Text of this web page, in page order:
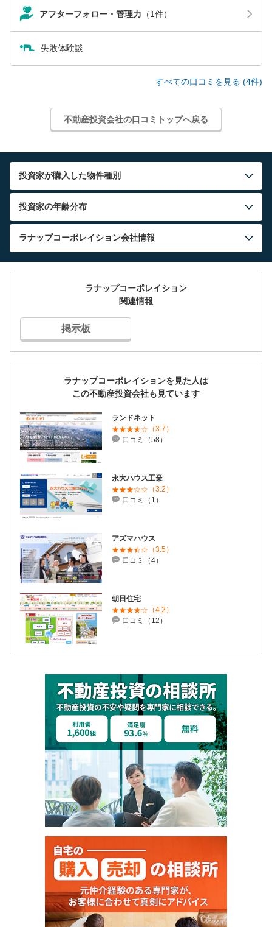
アフターフォロー・管理力 （1件）
失敗体験談
すべての口コミを見る (4件)
不動産投資会社の口コミトップへ戻る
投資家が購入した物件種別
投資家の年齢分布
ラナップコーポレイション会社情報
ラナップコーポレイション
関連情報
掲示板
ラナップコーポレイションを見た人は
この不動産投資会社も見ています
ランドネット
（3.7）
口コミ（58）
永大ハウス工業
（3.2）
口コミ（1）
アズマハウス
（3.5）
口コミ（4）
朝日住宅
（4.2）
口コミ（12）